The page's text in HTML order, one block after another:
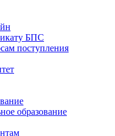
БПС
поступления
образование